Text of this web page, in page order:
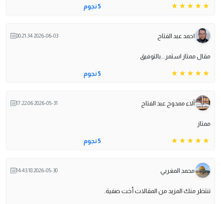
5 نجوم
احمد عبد الفتاح 2026-06-03 00:21:34
مقال ممتاز استمر...بالتوفيق
5 نجوم
آلاء ممدوح عبد الفتاح 2026-05-31 17:22:06
ممتاز
5 نجوم
محمد المغربي 2026-05-30 14:43:18
ننتظر منك المزيد من المقالات أخت صفية.